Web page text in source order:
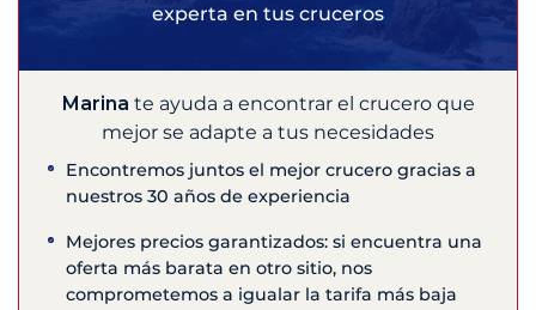
experta en tus cruceros
Marina te ayuda a encontrar el crucero que
mejor se adapte a tus necesidades
Encontremos juntos el mejor crucero gracias a
nuestros 30 años de experiencia
Mejores precios garantizados: si encuentra una
oferta más barata en otro sitio, nos
comprometemos a igualar la tarifa más baja